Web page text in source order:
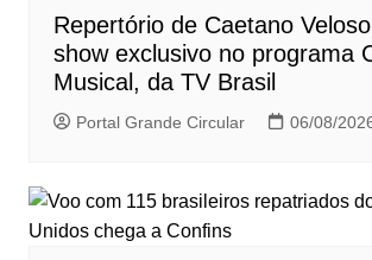
Repertório de Caetano
show exclusivo no programa
Musical, da TV Brasil
Portal Grande Circular 06/08/